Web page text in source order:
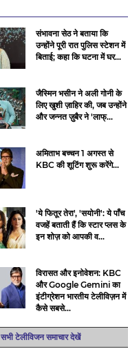
संभावना सेठ ने बताया कि
उन्होंने पूरी रात पुलिस स्टेशन में
बिताई; कहा कि घटना में घर...
जैस्मिन भसीन ने अली गोनी के
लिए खुशी ज़ाहिर की, जब उन्होंने
और जन्नत ज़ुबैर ने 'लाफ्...
अमिताभ बच्चन 1 अगस्त से
KBC की शूटिंग शुरू करेंगे...
'ये फितूर तेरा', 'सयोनी': ये पाँच
वजहें बताती हैं कि स्टार प्लस के
इन शोज़ को आपकी व...
विरासत और इनोवेशन: KBC
और Google Gemini का
इंटीग्रेशन भारतीय टेलीविज़न में
कैसे सबसे...
सभी टेलीविजन समाचार देखें